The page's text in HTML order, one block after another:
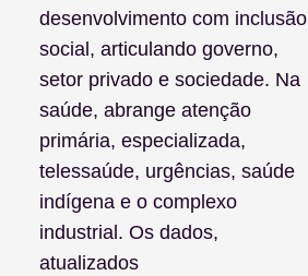
desenvolvimento com inclusão
social, articulando governo,
setor privado e sociedade. Na
saúde, abrange atenção
primária, especializada,
telessaúde, urgências, saúde
indígena e o complexo
industrial. Os dados,
atualizados